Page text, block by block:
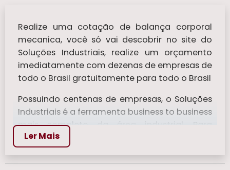
Realize uma cotação de balança corporal
mecanica​, você só vai descobrir no site do
Soluções Industriais, realize um orçamento
imediatamente com dezenas de empresas de
todo o Brasil gratuitamente para todo o Brasil
Possuindo centenas de empresas, o Soluções
Industriais é a ferramenta business to business
mais completo da área industrial. Para
realizar um orçamento de balança corporal
mecanica​, clique em um ou mais dos
anuciantes a seguir:
Ler Mais